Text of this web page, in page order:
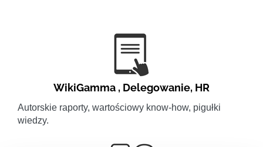
WikiGamma , Delegowanie, HR
Autorskie raporty, wartościowy know-how, pigułki
wiedzy.